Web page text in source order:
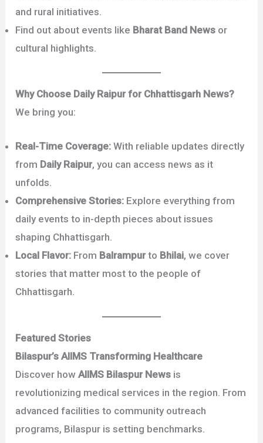
and rural initiatives.
Find out about events like Bharat Band News or
cultural highlights.
Why Choose Daily Raipur for Chhattisgarh News?
We bring you:
Real-Time Coverage: With reliable updates directly
from Daily Raipur, you can access news as it
unfolds.
Comprehensive Stories: Explore everything from
daily events to in-depth pieces about issues
shaping Chhattisgarh.
Local Flavor: From Balrampurto Bhilai, we cover
stories that matter most to the people of
Chhattisgarh.
Featured Stories
Bilaspur’s AIIMS Transforming Healthcare
Discover howAIIMS Bilaspur News is
revolutionizing medical services in the region. From
advanced facilities to community outreach
programs, Bilaspur is setting benchmarks.